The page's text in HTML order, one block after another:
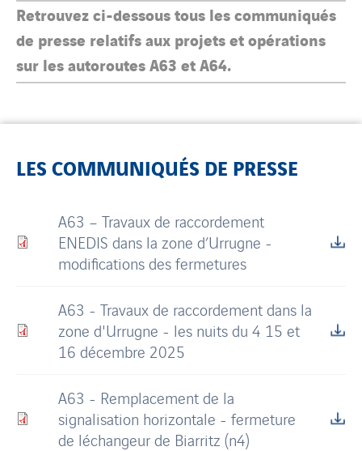
Retrouvez ci-dessous tous les communiqués
de presse relatifs aux projets et opérations
sur les autoroutes A63 et A64.
LES COMMUNIQUÉS DE PRESSE
A63 – Travaux de raccordement
ENEDIS dans la zone d’Urrugne -
modifications des fermetures
A63 - Travaux de raccordement dans la
zone d'Urrugne - les nuits du 4 15 et
16 décembre 2025
A63 - Remplacement de la
signalisation horizontale - fermeture
de léchangeur de Biarritz (n4)